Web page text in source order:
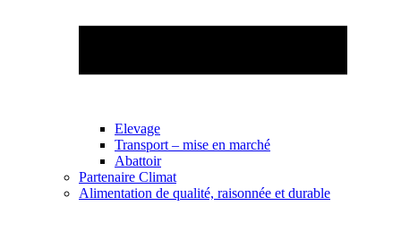
Elevage
Transport – mise en marché
Abattoir
Partenaire Climat
Alimentation de qualité, raisonnée et durable